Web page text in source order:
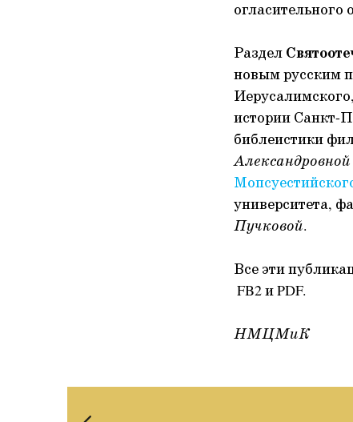
огласительного
Раздел
новым русским
истории Санкт-
библеистики
Александровной
университета,
Пучковой.
Все эти
FB2 и PDF.
НМЦМиК